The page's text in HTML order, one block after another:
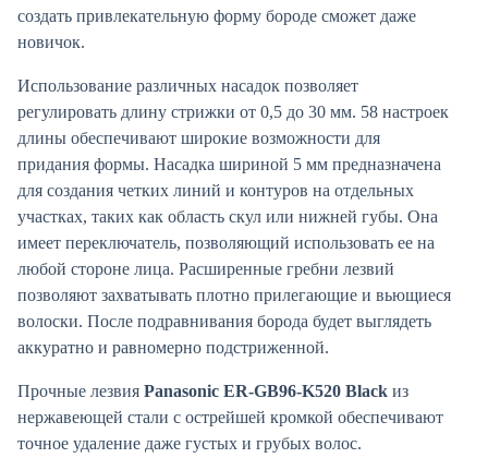
создать привлекательную форму бороде сможет даже
новичок.
Использование различных насадок позволяет
регулировать длину стрижки от 0,5 до 30 мм. 58 настроек
длины обеспечивают широкие возможности для
придания формы. Насадка шириной 5 мм предназначена
для создания четких линий и контуров на отдельных
участках, таких как область скул или нижней губы. Она
имеет переключатель, позволяющий использовать ее на
любой стороне лица. Расширенные гребни лезвий
позволяют захватывать плотно прилегающие и вьющиеся
волоски. После подравнивания борода будет выглядеть
аккуратно и равномерно подстриженной.
Прочные лезвия Panasonic ER-GB96-K520 Black из
нержавеющей стали с острейшей кромкой обеспечивают
точное удаление даже густых и грубых волос.